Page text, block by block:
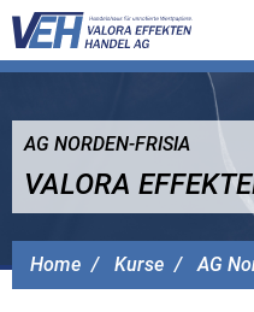
Home Kurse AG
AG NORDEN-FRISIA
VALORA